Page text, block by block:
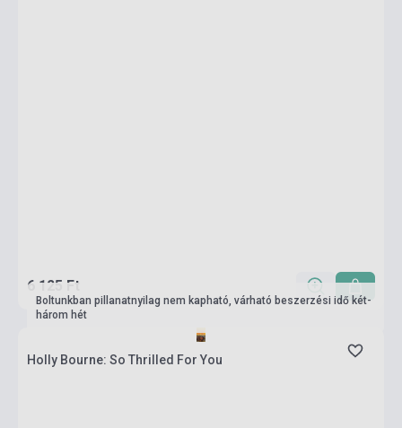
6 125 Ft
Boltunkban pillanatnyilag nem kapható, várható beszerzési idő két-
három hét
Holly Bourne: So Thrilled For You